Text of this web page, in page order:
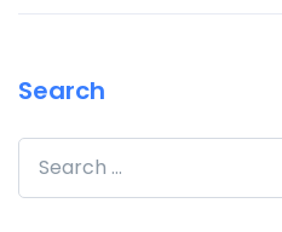
Search
Search for: